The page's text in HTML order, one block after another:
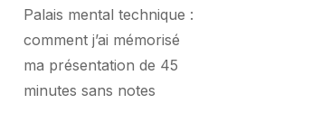
Palais mental technique :
comment j’ai mémorisé
ma présentation de 45
minutes sans notes